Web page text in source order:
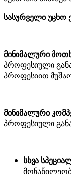
სასურველი უცხო
მინიმალური
პროფესიული
პროფესიით
მინიმალური
პროფესიული
სხვა